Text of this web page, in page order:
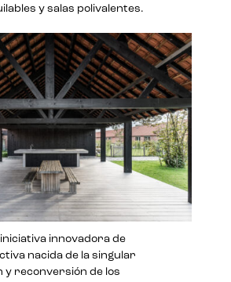
y salas polivalentes.
innovadora de
nacida de la singular
y reconversión de los